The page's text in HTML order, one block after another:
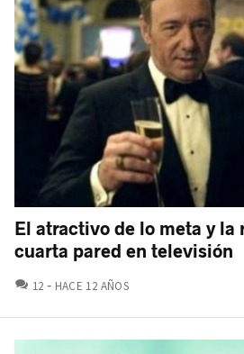
El atractivo de lo meta y la
cuarta pared en televisión
12 COMENTARIOS
HACE 12 AÑOS